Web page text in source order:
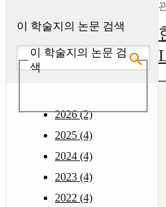
이 학술지의 논문 검색
이 학술지의 논문 검
색
2026 (2)
2025 (4)
2024 (4)
2023 (4)
2022 (4)